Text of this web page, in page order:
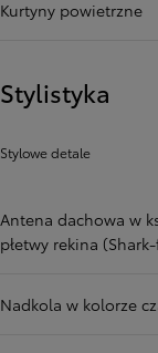
Kurtyny powietrzne
Stylistyka
Stylowe detale
Antena dachowa w
płetwy rekina
Nadkola w kolorze